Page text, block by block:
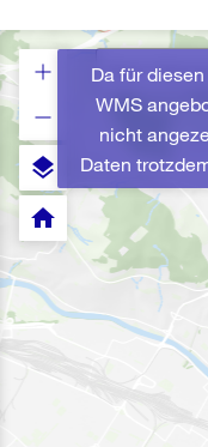
Da für
WMS
nicht
Daten
layers
home